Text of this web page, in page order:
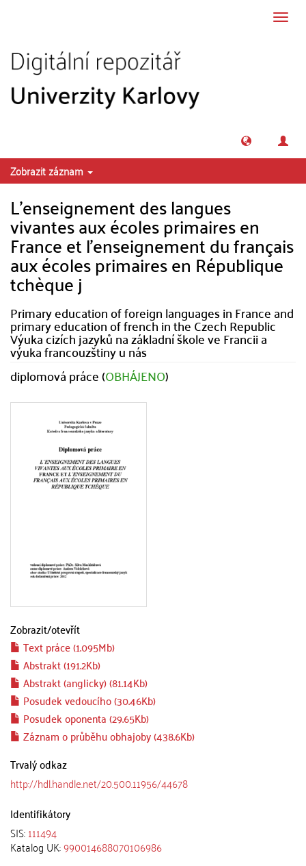
Zobrazit záznam
L'enseignement des langues
vivantes aux écoles primaires en
France et l'enseignement du français
aux écoles primaires en République
tchèque j
Primary education of foreign languages in France and
primary education of french in the Czech Republic
Výuka cizích jazyků na základní škole ve Francii a
výuka francouzštiny u nás
diplomová práce (OBHÁJENO)
Zobrazit/otevřít
Text práce (1.095Mb)
Abstrakt (191.2Kb)
Abstrakt (anglicky) (81.14Kb)
Posudek vedoucího (30.46Kb)
Posudek oponenta (29.65Kb)
Záznam o průběhu obhajoby (438.6Kb)
Trvalý odkaz
http://hdl.handle.net/20.500.11956/44678
Identifikátory
SIS:111494
Katalog UK:990014688070106986